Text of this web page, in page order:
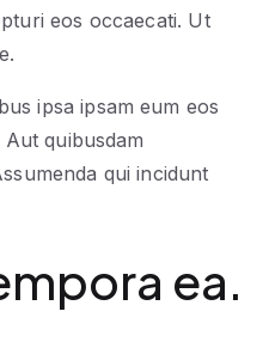
eos occaecati. Ut
ipsa ipsam eum eos
quibusdam
qui incidunt
ea.